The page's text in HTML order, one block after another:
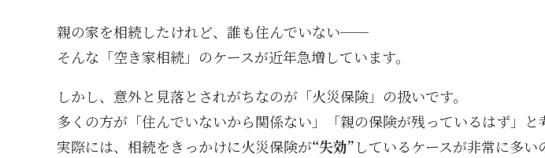
親の家を相続したけれど、誰も住んでいない──
そんな「空き家相続」のケースが近年急増しています。
しかし、意外と見落とされがちなのが「火災保険」の扱いです。
多くの方が「住んでいないから関係ない」「親の保険が残っているはず」と
実際には、相続をきっかけに火災保険が“失効”しているケースが非常に多い